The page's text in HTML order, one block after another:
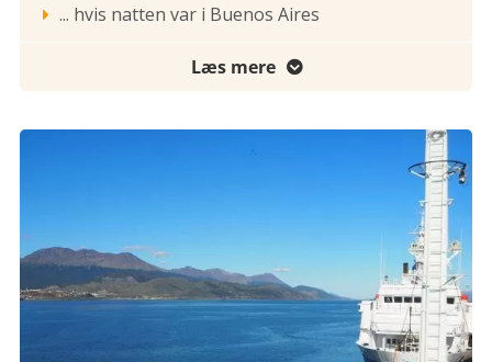
 ... hvis natten var i Buenos Aires
Læs mere 